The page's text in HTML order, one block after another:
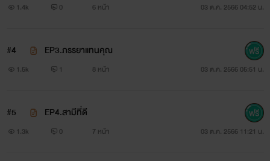
1.4k 0 6 หน้า 03 ต.ค. 2566 04:52 น.
#4 EP3.ภรรยาแทนคุณ
1.5k 1 8 หน้า 03 ต.ค. 2566 05:51 น.
#5 EP4.สามีที่ดี
1.3k 0 7 หน้า 03 ต.ค. 2566 11:21 น.